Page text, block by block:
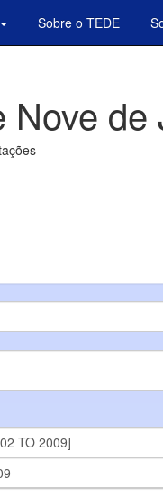
Sobre o TEDE
Nove de